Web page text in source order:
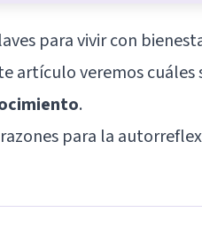
para vivir con
artículo veremos cuáles
.
para la